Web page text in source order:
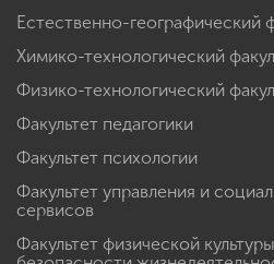
Естественно-географический
Химико-технологический
Физико-технологический
Факультет педагогики
Факультет психологии
Факультет управления и
сервисов
Факультет физической